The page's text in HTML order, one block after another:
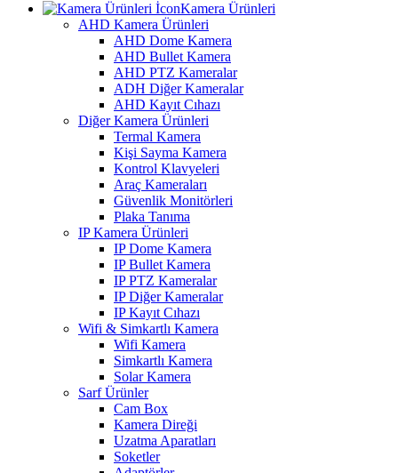
Kamera Ürünleri
AHD Kamera Ürünleri
AHD Dome Kamera
AHD Bullet Kamera
AHD PTZ Kameralar
ADH Diğer Kameralar
AHD Kayıt Cıhazı
Diğer Kamera Ürünleri
Termal Kamera
Kişi Sayma Kamera
Kontrol Klavyeleri
Araç Kameraları
Güvenlik Monitörleri
Plaka Tanıma
IP Kamera Ürünleri
IP Dome Kamera
IP Bullet Kamera
IP PTZ Kameralar
IP Diğer Kameralar
IP Kayıt Cıhazı
Wifi & Simkartlı Kamera
Wifi Kamera
Simkartlı Kamera
Solar Kamera
Sarf Ürünler
Cam Box
Kamera Direği
Uzatma Aparatları
Soketler